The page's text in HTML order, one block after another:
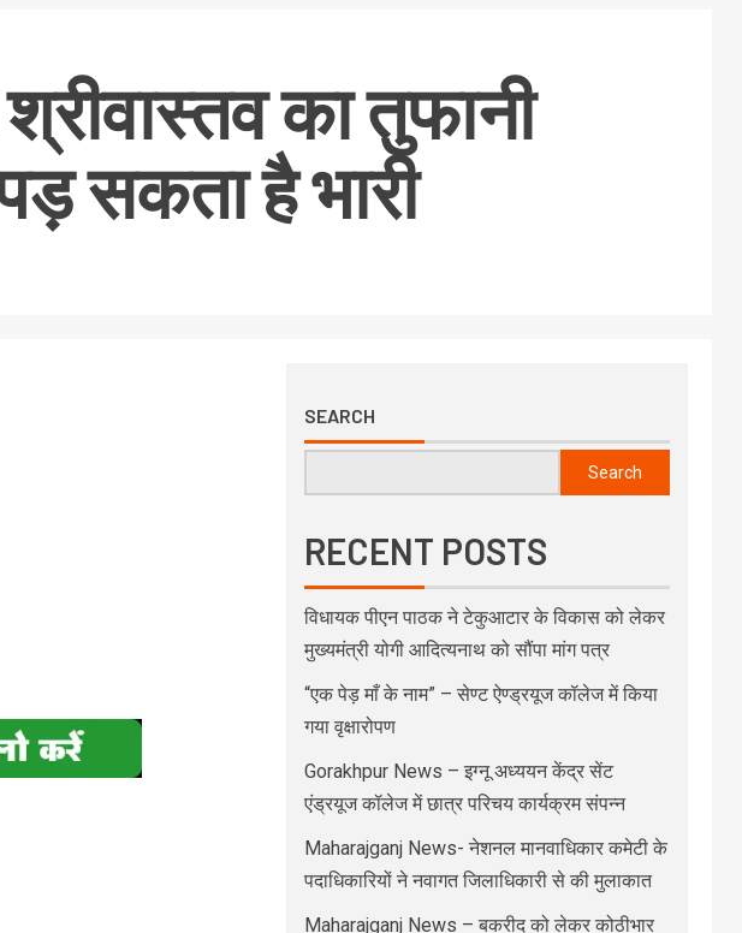
का तुफानी
सकता है भारी
SEARCH
Search
RECENT POSTS
विधायक पीएन पाठक ने टेकुआटार के विकास को लेकर
मुख्यमंत्री योगी आदित्यनाथ को सौंपा मांग पत्र
“एक पेड़ माँ के नाम” – सेण्ट ऐण्ड्रयूज कॉलेज में किया
गया वृक्षारोपण
Gorakhpur News – इग्नू अध्ययन केंद्र सेंट
एंड्रयूज कॉलेज में छात्र परिचय कार्यक्रम संपन्न
Maharajganj News- नेशनल मानवाधिकार कमेटी के
पदाधिकारियों ने नवागत जिलाधिकारी से की मुलाकात
Maharajganj News – बकरीद को लेकर कोठीभार